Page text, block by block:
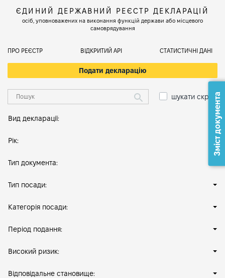
ЄДИНИЙ ДЕРЖАВНИЙ РЕЄСТР ДЕКЛАРАЦІЙ
осіб, уповноважених на виконання функцій держави або місцевого
самоврядування
ПРО РЕЄСТР ВІДКРИТИЙ АРІ СТАТИСТИЧНІ ДАНІ
Подати декларацію
шукати скрізь
Вид декларації:
Рік:
Тип документа:
Тип посади:
Категорія посади:
Період подання:
Високий ризик:
Відповідальне становище:
Зміст документа